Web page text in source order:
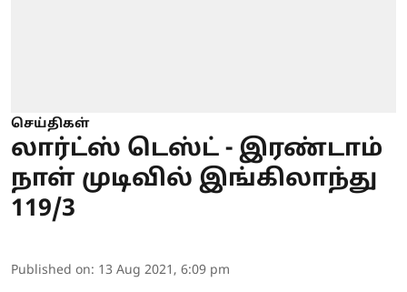
செய்திகள்
லார்ட்ஸ் டெஸ்ட் - இரண்டாம்
நாள் முடிவில் இங்கிலாந்து
119/3
Published on: 13 Aug 2021, 6:09 pm